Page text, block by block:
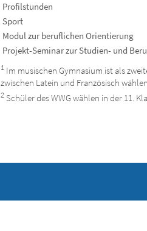
Profilstunden
Sport
Modul zur beruflichen Orientierung
Projekt-Seminar zur Studien- und
1 Im musischen Gymnasium ist als
zwischen Latein und Französisch
2 Schüler des WWG wählen in der 11.